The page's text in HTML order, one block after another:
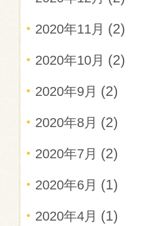
2020年11月 (2)
2020年10月 (2)
2020年9月 (2)
2020年8月 (2)
2020年7月 (2)
2020年6月 (1)
2020年4月 (1)